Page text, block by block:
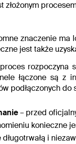
znaczenie ma
jest także
rozpoczyna
łączone są z
podłączonych
– przed
konieczne
długotrwałą i